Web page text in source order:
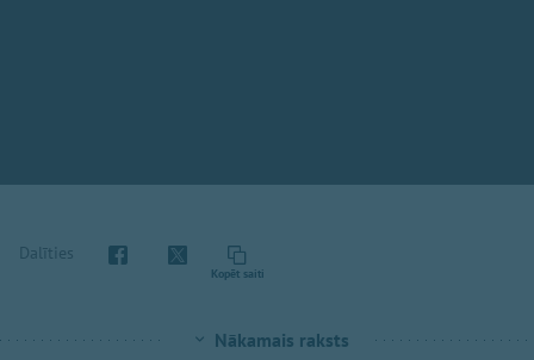
Dalīties
Kopēt saiti
Nākamais raksts